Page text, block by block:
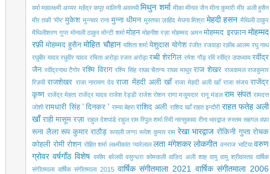
वर्मा महालक्ष्मी अय्यर महेंद्र कपूर मालिनी अवस्थी मिथुन शर्मा मीका मीनल जैन मीना कुमारी मीर अली हुसैन
मीर तकी 'मीर' मुकेश मुन्नवर राना मुन्ना धीमन मुस्तफा ज़ाहिद मेघना मिश्रा मेहदी हसन मैथिली ठाकुर
मैथिलीशरण गुप्त मोनाली ठाकुर मोन्टी शर्मा मोहन मोहनीश रज़ा मोहम्मद अमन मोहम्मद इरफ़ान मोहम्मद
रफ़ी मोहम्मद हुसैन मोहित चौहान यशिता शर्मा येशुदास योगेश रंजीत रजवाड़ा रक़ीब आलम रघु नाथ
रघुबीर यादव रघुवीर यादव रचिता अरोड़ा रजत अरोड़ा रब्बी शेरगिल रमेश गौड़ रवि रवींद्र उपाध्याय रवींद्र
जैन रवींद्रनाथ टैगोर रश्मि विराग रश्मि सिंह राघव चैतन्य राघव माथुर राज शेखर राजकमल राजकुमार
रिज़वी राजशेखर राजा नारायण देव राजा मेंहदी अली खाँ राजा मेहदी अली खाँ राजा संजय राजेंद्र
कृष्ण राजेंद्र मेहता राजेंद्र यादव राजेश रेड्डी राजेश रोशन राणा मजूमदार रानू मंडल राम संपत रामदत्त
जोशी रामधारी सिंह ' दिनकर ' राम्या बेहरा राशिद अली राशिद खाँ राहत इन्दौरी राहत फतेह अली
खाँ राही मासूम रज़ा राहुल देशपांडे राहुल राम रिपुल शर्मा रिमी नात्सुकावा रीना भारद्वाज रुस्तम सहगल वफ़ा
रूना लैला रूप कुमार राठौड़ रूपाली जग्गा रूपेश कुमार राम रेखा भारद्वाज रोंकिनी गुप्ता रोचक
कोहली रोमी रोशन रोहित शर्मा लक्ष्मीकांत प्यारेलाल लता मंगेशकर लोकगीत वनराज भाटिया वरुण
ग्रोवर वर्षगाँठ विशेष वसीम बरेलवी वसुन्धरा कोमकली वाज़िद अली शाह वायु वायु श्रीवास्तव वार्षिक
संगीतमाला वार्षिक संगीतमाला 2015 वार्षिक संगीतमाला 2021
वार्षिक संगीतमाला 2006